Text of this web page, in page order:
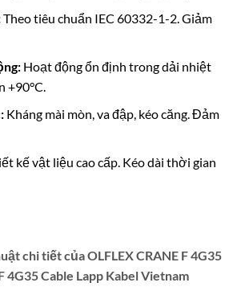
Theo tiêu chuẩn IEC 60332-1-2. Giảm
Hoạt động ổn định trong dải nhiệt
+90°C.
Kháng mài mòn, va đập, kéo căng. Đảm
kế vật liệu cao cấp. Kéo dài thời gian
chi tiết của OLFLEX CRANE F 4G35
4G35 Cable Lapp Kabel Vietnam